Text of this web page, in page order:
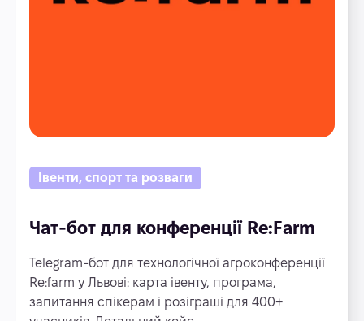
Івенти, спорт та розваги
Чат-бот для конференції Re:Farm
Telegram-бот для технологічної агроконференції
Re:farm у Львові: карта івенту, програма,
запитання спікерам і розіграші для 400+